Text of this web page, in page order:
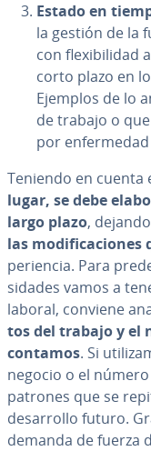
Estado en
la gestión de la
con fle­xi­bi­li­dad
corto plazo en
Ejemplos de lo
de trabajo o
por
Teniendo en cuenta
lugar, se debe
largo plazo,
las mo­di­fi­ca­cio­nes
pe­rie­n­cia. Para
si­da­des vamos a
laboral, conviene
tos del trabajo y el
contamos. Si
negocio o el
patrones que se
de­sa­rro­llo futuro.
demanda de fuerza